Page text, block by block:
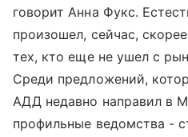
говорит Анна Фукс.
произошел, сейчас,
тех, кто еще не ушел с
Среди предложений,
АДД недавно направил в
профильные ведомства -